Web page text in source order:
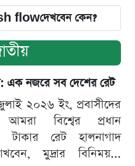
flowদেখবেন কেন?
এক নজরে সব দেশের রেট
২০২৬ ইং, প্রবাসীদের
আমরা বিশ্বের প্রধান
টাকার রেট হালনাগাদ
মুদ্রার বিনিময়...